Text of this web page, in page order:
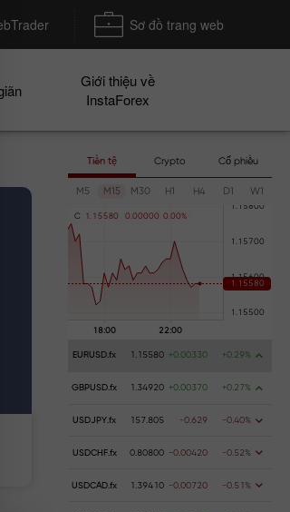
Sơ đồ trang web
Giới thiệu về
InstaForex
Rút tiền
Tiền tệ Crypto Cổ phiếu
M5 M15 M30 H1 H4 D1 W1
C 1 . 1 5580 0 .00000 0 .00%
EURUSD.fx 1.15580 +0.00330 +0.29%
GBPUSD.fx 1.34920 +0.00370 +0.27%
USDJPY.fx 157.805 -0.629 -0.40%
USDCHF.fx 0.80800 -0.00420 -0.52%
USDCAD.fx 1.39410 -0.00720 -0.51%